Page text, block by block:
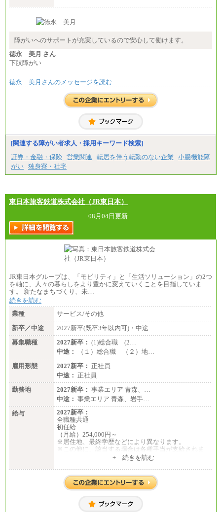
障がいへのサポートが充実しているので安心して働けます。
徳永 美月 さん
下肢障がい
徳永 美月さんのメッセージを読む
[関連する障がい者求人・採用キーワード検索]
証券・金融・保険 営業関連 転居を伴う転勤のない企業
小腸機能障
がい 独身寮・社宅
東日本旅客鉄道株式会社（JR東日本）
08月04日更新
JR東日本グループは、「モビリティ」と「生活ソリューション」の2つ
を軸に、人々の暮らしをより豊かに変えていくことを目指していま
す。 新たなまちづくり、未…
続きを読む
業種
サービス/その他
新卒／中途
2027新卒(既卒3年以内可)・中途
募集職種
2027新卒： (1)総合職 (2…
中途：
（１）総合職 （２）地…
雇用形態
2027新卒： 正社員
中途： 正社員
勤務地
2027新卒： 事業エリア 青森、…
中途： 事業エリア 青森、岩手…
給与
2027新卒：
全職種共通
初任給
（月給）254,000円～
※居住地、最終学歴などにより異なります。
※この他に、該当する場合は各種手当が支給されま
中途：
全職種共通
※居住地、年齢により異なります。
※この他に、該当する場合は各種手当が支給されま
+ 続きを読む